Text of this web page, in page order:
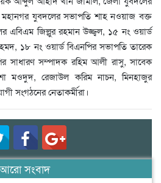
যুবদলের সভাপতি শাহ নওয়াজ বক্ত
এবিএম জিল্লুর রহমান উজ্জ্বল, ১৫ নং ওয়ার্ড
১৮ নং ওয়ার্ড বিএনপির সভাপতি তারেক
সাধারণ সম্পাদক রহিম আলী রাসু, সাবেক
মওদুদ, রেজাউল করিম নাচন, মিনহাজুর
সংগঠনের নেতাকর্মীরা।
সংবাদ